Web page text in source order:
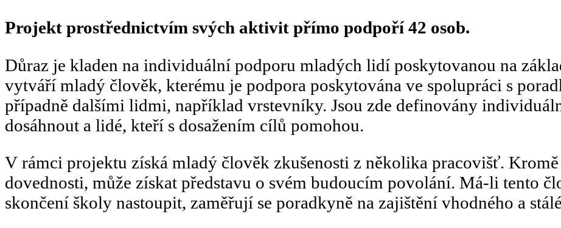
Projekt prostřednictvím svých aktivit přímo podpoří 42 osob.
Důraz je kladen na individuální podporu mladých lidí poskytovanou na
vytváří mladý člověk, kterému je podpora poskytována ve spolupráci s
případně dalšími lidmi, například vrstevníky. Jsou zde definovány
dosáhnout a lidé, kteří s dosažením cílů pomohou.
V rámci projektu získá mladý člověk zkušenosti z několika pracovišť.
dovednosti, může získat představu o svém budoucím povolání. Má-li tento
skončení školy nastoupit, zaměřují se poradkyně na zajištění vhodného a